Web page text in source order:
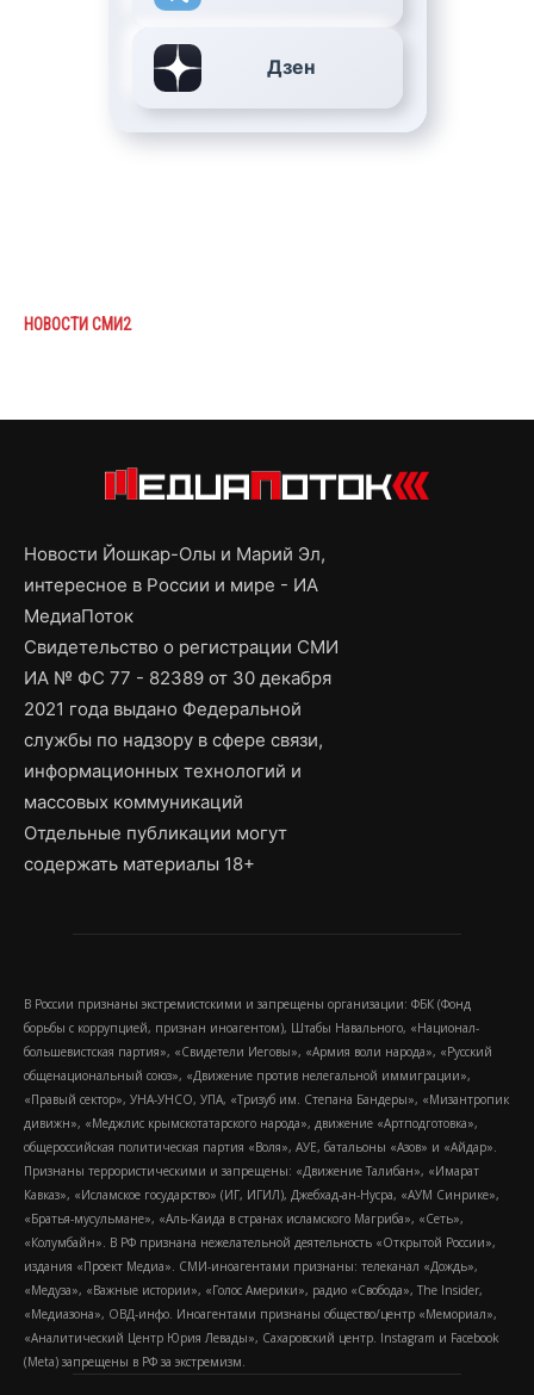
Дзен
НОВОСТИ СМИ2
Новости Йошкар-Олы и Марий Эл,
интересное в России и мире - ИА
МедиаПоток
Свидетельство о регистрации СМИ
ИА № ФС 77 - 82389 от 30 декабря
2021 года выдано Федеральной
службы по надзору в сфере связи,
информационных технологий и
массовых коммуникаций
Отдельные публикации могут
содержать материалы 18+
В России признаны экстремистскими и запрещены организации: ФБК (Фонд
борьбы с коррупцией, признан иноагентом), Штабы Навального, «Национал-
большевистская партия», «Свидетели Иеговы», «Армия воли народа», «Русский
общенациональный союз», «Движение против нелегальной иммиграции»,
«Правый сектор», УНА-УНСО, УПА, «Тризуб им. Степана Бандеры», «Мизантропик
дивижн», «Меджлис крымскотатарского народа», движение «Артподготовка»,
общероссийская политическая партия «Воля», АУЕ, батальоны «Азов» и «Айдар».
Признаны террористическими и запрещены: «Движение Талибан», «Имарат
Кавказ», «Исламское государство» (ИГ, ИГИЛ), Джебхад-ан-Нусра, «АУМ Синрике»,
«Братья-мусульмане», «Аль-Каида в странах исламского Магриба», «Сеть»,
«Колумбайн». В РФ признана нежелательной деятельность «Открытой России»,
издания «Проект Медиа». СМИ-иноагентами признаны: телеканал «Дождь»,
«Медуза», «Важные истории», «Голос Америки», радио «Свобода», The Insider,
«Медиазона», ОВД-инфо. Иноагентами признаны общество/центр «Мемориал»,
«Аналитический Центр Юрия Левады», Сахаровский центр. Instagram и Facebook
(Metа) запрещены в РФ за экстремизм.